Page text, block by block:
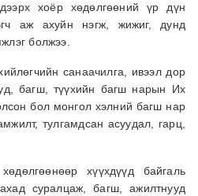
хоёр хөдөлгөөний үр дүн
аж ахуйн нэгж, жижиг, дунд
болжээ.
санаачилга, ивээл дор
багш, түүхийн багш нарын Их
бол монгол хэлний багш нар
тулгамдсан асуудал, гарц,
хүүхдүүд байгаль
суралцаж, багш, ажилтнууд